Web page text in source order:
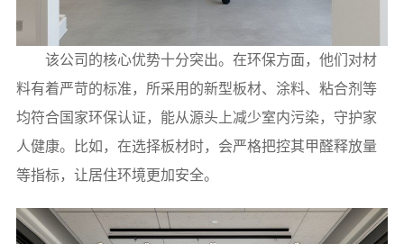
该公司的核心优势十分突出。在环保方面，他们对材
料有着严苛的标准，所采用的新型板材、涂料、粘合剂等
均符合国家环保认证，能从源头上减少室内污染，守护家
人健康。比如，在选择板材时，会严格把控其甲醛释放量
等指标，让居住环境更加安全。